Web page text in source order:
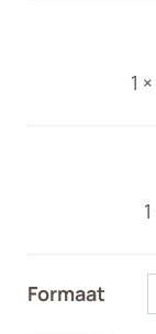
1 ×
1
Formaat